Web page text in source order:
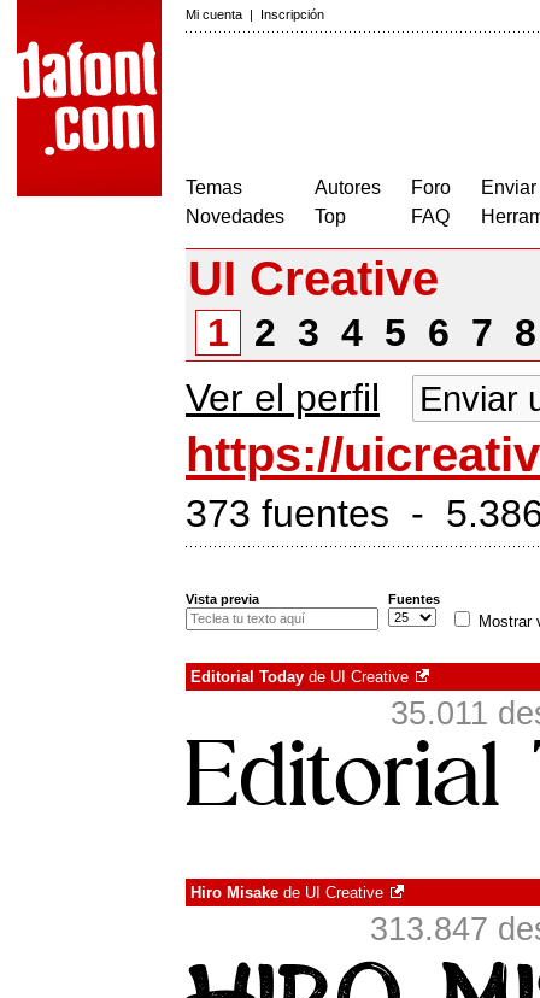
Mi cuenta | Inscripción
Temas
Novedades
Autores
Top
Foro
FAQ
UI Creative
1 2 3 4 5 6 7
Ver el perfil
Enviar
https://
373 fuentes -
Vista previa Fuentes
Mostrar
Editorial Today de UI Creative
35.011
Hiro Misake de UI Creative
313.847